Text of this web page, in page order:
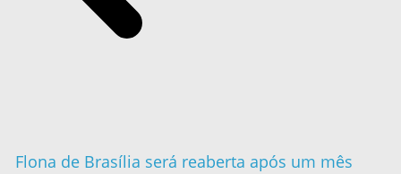
Flona de Brasília será reaberta após um mês